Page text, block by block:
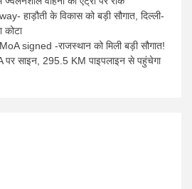
हाड़ौती के विकास को बड़ी सौगात, दिल्ली-
signed -राजस्थान को मिली बड़ी सौगात!
पर साइन, 295.5 KM पाइपलाइन से पहुंचेगा